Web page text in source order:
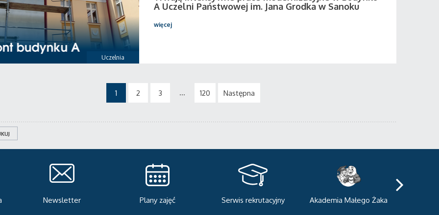
Uczelnia
A Uczelni Państwowej im. Jana Grodka w Sanoku
więcej
1 2 3 ... 120 Następna
Plany zajęć Serwis rekrutacyjny Akademia Małego Żaka
Centrum Sportowo-